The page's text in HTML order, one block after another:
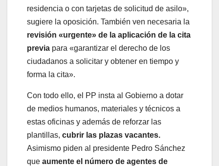
residencia o con tarjetas de solicitud de asilo»,
sugiere la oposición. También ven necesaria la
revisión «urgente» de la aplicación de la cita
previa para «garantizar el derecho de los
ciudadanos a solicitar y obtener en tiempo y
forma la cita».
Con todo ello, el PP insta al Gobierno a dotar
de medios humanos, materiales y técnicos a
estas oficinas y además de reforzar las
plantillas, cubrir las plazas vacantes.
Asimismo piden al presidente Pedro Sánchez
que aumente el número de agentes de